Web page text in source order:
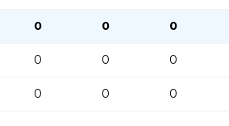
0 0 0
0 0 0
0 0 0